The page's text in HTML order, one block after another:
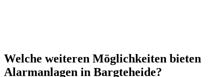
Welche weiteren Möglichkeiten bieten
Alarmanlagen in Bargteheide?